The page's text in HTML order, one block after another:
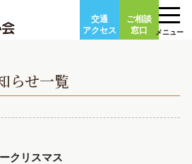
交通
アクセス
ご相談
窓口
メニュー
らせ一覧
クリスマス